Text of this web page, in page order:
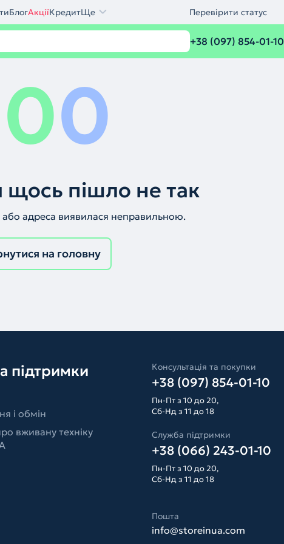
БлогАкціїКредитЩе Перевірити статус
+38 (097) 854-01-10
00
щось пішло не так
або адреса виявилася неправильною.
на головну
підтримки
і обмін
вживану техніку
Консультація та покупки
+38 (097) 854-01-10
Пн-Пт з 10 до 20,
Сб-Нд з 11 до 18
Служба підтримки
+38 (066) 243-01-10
Пн-Пт з 10 до 20,
Сб-Нд з 11 до 18
Пошта
info@storeinua.com